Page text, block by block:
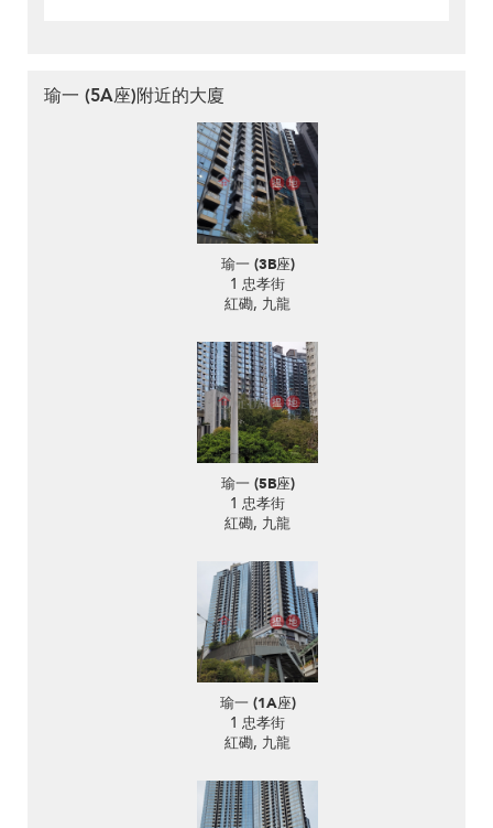
瑜一 (5A座)附近的大廈
瑜一 (3B座)
1 忠孝街
紅磡, 九龍
瑜一 (5B座)
1 忠孝街
紅磡, 九龍
瑜一 (1A座)
1 忠孝街
紅磡, 九龍